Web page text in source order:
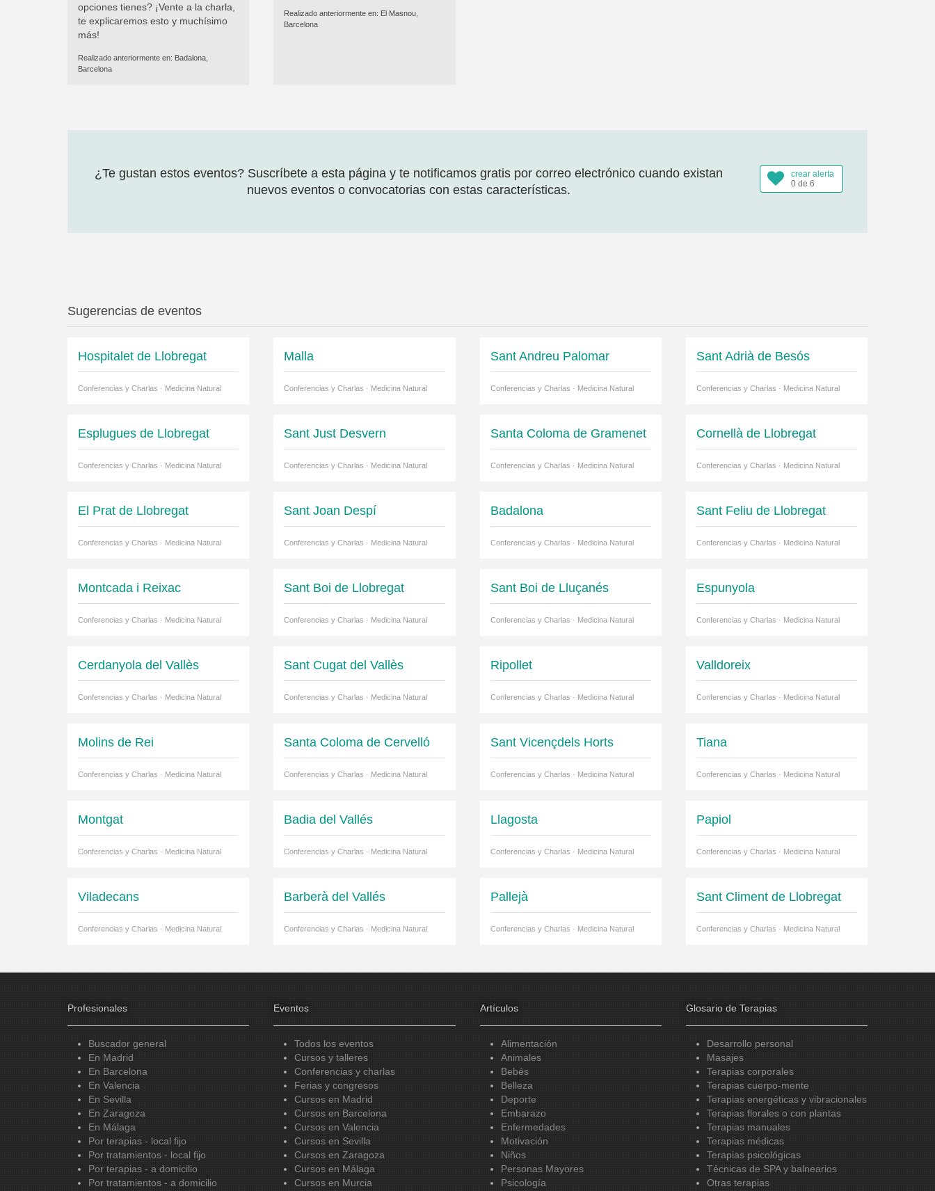
opciones tienes? ¡Vente a la charla,
te explicaremos esto y muchísimo
más!
Realizado anteriormente en: Badalona,
Barcelona
Realizado anteriormente en: El Masnou,
Barcelona
crear alerta
0 de 6
¿Te gustan estos eventos? Suscríbete a esta página y te notificamos gratis por correo electrónico cuando existan
nuevos eventos o convocatorias con estas características.
Sugerencias de eventos
Hospitalet de Llobregat
Conferencias y Charlas · Medicina Natural
Malla
Conferencias y Charlas · Medicina Natural
Sant Andreu Palomar
Conferencias y Charlas · Medicina Natural
Sant Adrià de Besós
Conferencias y Charlas · Medicina Natural
Esplugues de Llobregat
Conferencias y Charlas · Medicina Natural
Sant Just Desvern
Conferencias y Charlas · Medicina Natural
Santa Coloma de Gramenet
Conferencias y Charlas · Medicina Natural
Cornellà de Llobregat
Conferencias y Charlas · Medicina Natural
El Prat de Llobregat
Conferencias y Charlas · Medicina Natural
Sant Joan Despí
Conferencias y Charlas · Medicina Natural
Badalona
Conferencias y Charlas · Medicina Natural
Sant Feliu de Llobregat
Conferencias y Charlas · Medicina Natural
Montcada i Reixac
Conferencias y Charlas · Medicina Natural
Sant Boi de Llobregat
Conferencias y Charlas · Medicina Natural
Sant Boi de Lluçanés
Conferencias y Charlas · Medicina Natural
Espunyola
Conferencias y Charlas · Medicina Natural
Cerdanyola del Vallès
Conferencias y Charlas · Medicina Natural
Sant Cugat del Vallès
Conferencias y Charlas · Medicina Natural
Ripollet
Conferencias y Charlas · Medicina Natural
Valldoreix
Conferencias y Charlas · Medicina Natural
Molins de Rei
Conferencias y Charlas · Medicina Natural
Santa Coloma de Cervelló
Conferencias y Charlas · Medicina Natural
Sant Vicençdels Horts
Conferencias y Charlas · Medicina Natural
Tiana
Conferencias y Charlas · Medicina Natural
Montgat
Conferencias y Charlas · Medicina Natural
Badia del Vallés
Conferencias y Charlas · Medicina Natural
Llagosta
Conferencias y Charlas · Medicina Natural
Papiol
Conferencias y Charlas · Medicina Natural
Viladecans
Conferencias y Charlas · Medicina Natural
Barberà del Vallés
Conferencias y Charlas · Medicina Natural
Pallejà
Conferencias y Charlas · Medicina Natural
Sant Climent de Llobregat
Conferencias y Charlas · Medicina Natural
Profesionales
Buscador general
En Madrid
En Barcelona
En Valencia
En Sevilla
En Zaragoza
En Málaga
Por terapias - local fijo
Por tratamientos - local fijo
Por terapias - a domicilio
Por tratamientos - a domicilio
Eventos
Todos los eventos
Cursos y talleres
Conferencias y charlas
Ferias y congresos
Cursos en Madrid
Cursos en Barcelona
Cursos en Valencia
Cursos en Sevilla
Cursos en Zaragoza
Cursos en Málaga
Cursos en Murcia
Artículos
Alimentación
Animales
Bebés
Belleza
Deporte
Embarazo
Enfermedades
Motivación
Niños
Personas Mayores
Psicología
Glosario de Terapias
Desarrollo personal
Masajes
Terapias corporales
Terapias cuerpo-mente
Terapias energéticas y vibracionales
Terapias florales o con plantas
Terapias manuales
Terapias médicas
Terapias psicológicas
Técnicas de SPA y balnearios
Otras terapias